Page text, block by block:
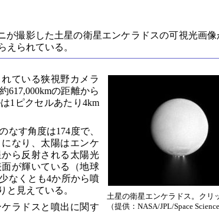
が撮影した土星の衛星エンケラドスの可視光画
えられている。
土星の衛星エンケラドス。クリ
（提供：NASA/JPL/Space
ている狭視野カメラ
617,000kmの距離から
1ピクセルあたり4km
す角度は174度で、
なり、太陽はエンケ
ら反射される太陽光
が輝いている（地球
なくとも4か所から噴
と見えている。
ラドスと噴出に関す